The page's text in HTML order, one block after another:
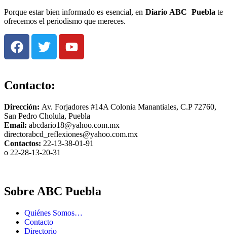
Porque estar bien informado es esencial, en Diario ABC Pueblate
ofrecemos el periodismo que mereces.
Contacto:
Dirección: Av. Forjadores #14A Colonia Manantiales, C.P 72760,
San Pedro Cholula, Puebla
Email: abcdario18@yahoo.com.mx
directorabcd_reflexiones@yahoo.com.mx
Contactos: 22-13-38-01-91
o 22-28-13-20-31
Sobre ABC Puebla
Quiénes Somos…
Contacto
Directorio